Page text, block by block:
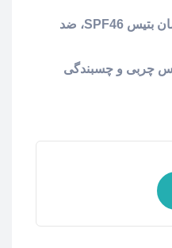
ژل کرم ضد آفتاب و آبرسان بتیس SPF46، ضد
حس چربی و چسبندگی